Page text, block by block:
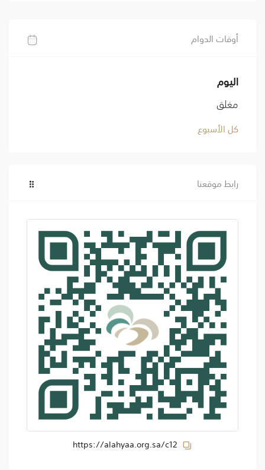
أوقات الدوام
اليوم
مغلق
كل الأسبوع
رابط موقعنا